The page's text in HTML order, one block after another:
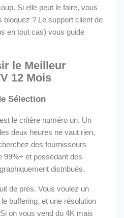
Si elle peut le faire, vous
bloquez ? Le support client de
en tout cas) vous guide
le Meilleur
12 Mois
Sélection
le critère numéro un. Un
deux heures ne vaut rien,
des fournisseurs
99%+ et possédant des
distribués.
de près. Vous voulez un
buffering, et une résolution
on vous vend du 4K mais